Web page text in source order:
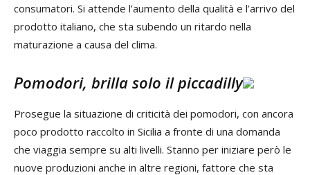
consumatori. Si attende l’aumento della qualità e l’arrivo del
prodotto italiano, che sta subendo un ritardo nella
maturazione a causa del clima.
Pomodori, brilla solo il piccadilly
Prosegue la situazione di criticità dei pomodori, con ancora
poco prodotto raccolto in Sicilia a fronte di una domanda
che viaggia sempre su alti livelli. Stanno per iniziare però le
nuove produzioni anche in altre regioni, fattore che sta